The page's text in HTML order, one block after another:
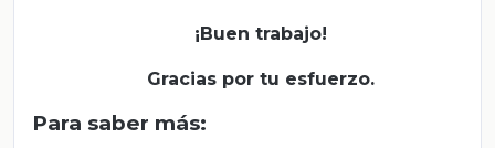
¡Buen trabajo!
Gracias por tu esfuerzo.
Para saber más: